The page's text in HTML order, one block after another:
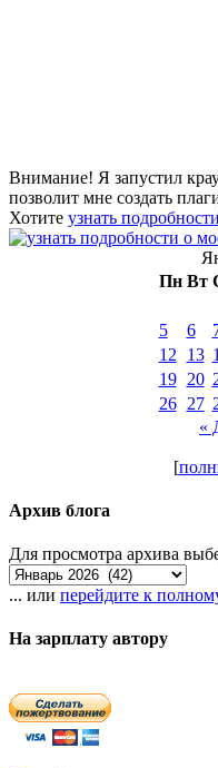
Внимание! Я запустил
позволит мне создать
Хотите узнать подробности
Пн Вт
5
6
12
13
19
20
26
27
«
[
Архив блога
Для просмотра архива
... или перейдите к
На зарплату автору